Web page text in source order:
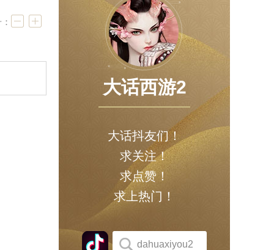
大话西游2
大话抖友们！
求关注！
求点赞！
求上热门！
dahuaxiyou2